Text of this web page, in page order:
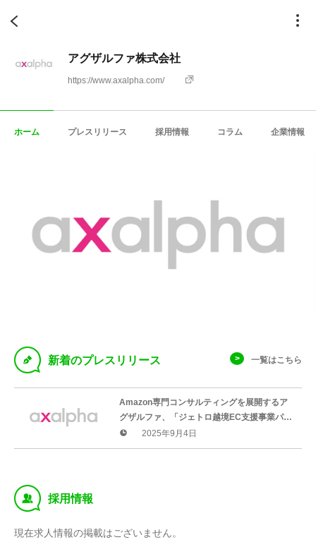
アグザルファ株式会社
https://www.axalpha.com/
ホーム プレスリリース 採用情報 コラム 企業情報
D 新着のプレスリリース 一覧はこちら
Amazon専門コンサルティングを展開するア
グザルファ、「ジェトロ越境EC支援事業パー
トナー」に認定のお知らせ
2025年9月4日
‰ 採用情報
現在求人情報の掲載はございません。